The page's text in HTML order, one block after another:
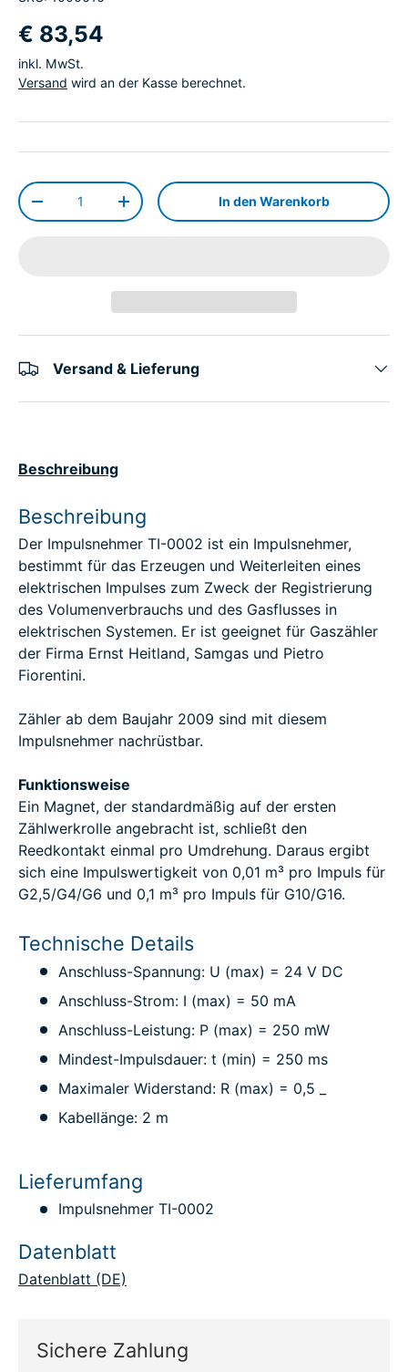
€ 83,54
inkl. MwSt.
Versand wird an der Kasse berechnet.
Anzahl
-
+ In den Warenkorb
Versand & Lieferung
Beschreibung
Beschreibung
Der Impulsnehmer TI-0002 ist ein Impulsnehmer,
bestimmt für das Erzeugen und Weiterleiten eines
elektrischen Impulses zum Zweck der Registrierung
des Volumenverbrauchs und des Gasflusses in
elektrischen Systemen. Er ist geeignet für Gaszähler
der Firma Ernst Heitland, Samgas und Pietro
Fiorentini.
Zähler ab dem Baujahr 2009 sind mit diesem
Impulsnehmer nachrüstbar.
Funktionsweise
Ein Magnet, der standardmäßig auf der ersten
Zählwerkrolle angebracht ist, schließt den
Reedkontakt einmal pro Umdrehung. Daraus ergibt
sich eine Impulswertigkeit von 0,01 m³ pro Impuls für
G2,5/G4/G6 und 0,1 m³ pro Impuls für G10/G16.
Technische Details
Anschluss-Spannung: U (max) = 24 V DC
Anschluss-Strom: I (max) = 50 mA
Anschluss-Leistung: P (max) = 250 mW
Mindest-Impulsdauer: t (min) = 250 ms
Maximaler Widerstand: R (max) = 0,5 _
Kabellänge: 2 m
Lieferumfang
Impulsnehmer TI-0002
Datenblatt
Datenblatt (DE)
Sichere Zahlung